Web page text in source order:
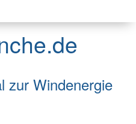
zur Windenergie